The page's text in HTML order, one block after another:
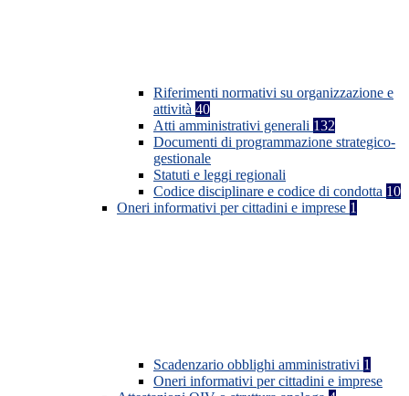
Riferimenti normativi su organizzazione e
attività 40
Atti amministrativi generali 132
Documenti di programmazione strategico-
gestionale
Statuti e leggi regionali
Codice disciplinare e codice di condotta 10
Oneri informativi per cittadini e imprese 1
Scadenzario obblighi amministrativi 1
Oneri informativi per cittadini e imprese